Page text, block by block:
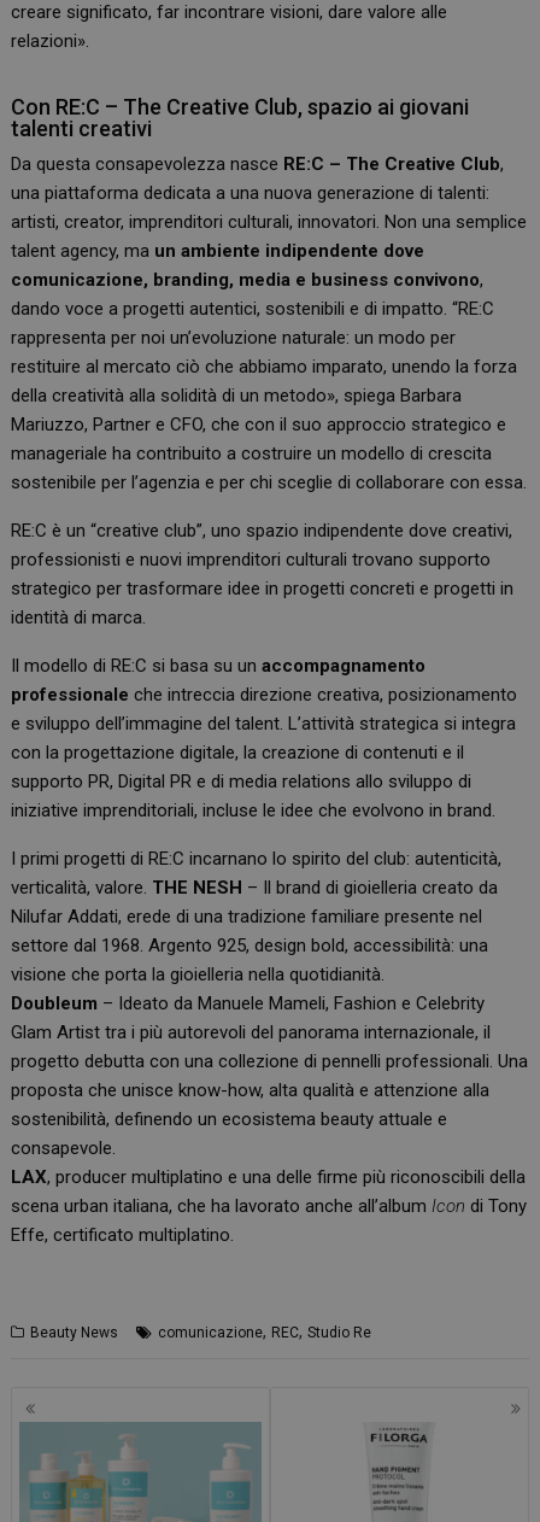
creare significato, far incontrare visioni, dare valore alle
relazioni».
Con RE:C – The Creative Club, spazio ai giovani
talenti creativi
Da questa consapevolezza nasce RE:C – The Creative Club,
una piattaforma dedicata a una nuova generazione di talenti:
artisti, creator, imprenditori culturali, innovatori. Non una semplice
talent agency, ma un ambiente indipendente dove
comunicazione, branding, media e business convivono,
dando voce a progetti autentici, sostenibili e di impatto. “RE:C
rappresenta per noi un’evoluzione naturale: un modo per
restituire al mercato ciò che abbiamo imparato, unendo la forza
della creatività alla solidità di un metodo», spiega Barbara
Mariuzzo, Partner e CFO, che con il suo approccio strategico e
manageriale ha contribuito a costruire un modello di crescita
sostenibile per l’agenzia e per chi sceglie di collaborare con essa.
RE:C è un “creative club”, uno spazio indipendente dove creativi,
professionisti e nuovi imprenditori culturali trovano supporto
strategico per trasformare idee in progetti concreti e progetti in
identità di marca.
Il modello di RE:C si basa su unaccompagnamento
professionale che intreccia direzione creativa, posizionamento
e sviluppo dell’immagine del talent. L’attività strategica si integra
con la progettazione digitale, la creazione di contenuti e il
supporto PR, Digital PR e di media relations allo sviluppo di
iniziative imprenditoriali, incluse le idee che evolvono in brand.
I primi progetti di RE:C incarnano lo spirito del club: autenticità,
verticalità, valore. THE NESH – Il brand di gioielleria creato da
Nilufar Addati, erede di una tradizione familiare presente nel
settore dal 1968. Argento 925, design bold, accessibilità: una
visione che porta la gioielleria nella quotidianità.
Doubleum – Ideato da Manuele Mameli, Fashion e Celebrity
Glam Artist tra i più autorevoli del panorama internazionale, il
progetto debutta con una collezione di pennelli professionali. Una
proposta che unisce know-how, alta qualità e attenzione alla
sostenibilità, definendo un ecosistema beauty attuale e
consapevole.
LAX, producer multiplatino e una delle firme più riconoscibili della
scena urban italiana, che ha lavorato anche all’albumIcon di Tony
Effe, certificato multiplatino.
Beauty News comunicazione, REC,Studio Re
Navigazione
articoli